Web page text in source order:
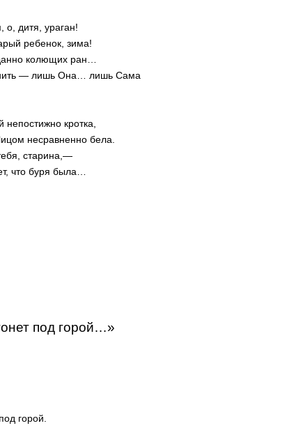
о, дитя, ураган!
ребенок, зима!
колющих ран…
— лишь Она… лишь Сама
кротка,
несравненно бела.
старина,—
что буря была…
под горой…»
горой.